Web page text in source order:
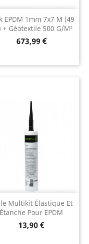
EPDM 1mm 7x7 M (49
+ Géotextile 500 G/m²
Prix
673,99 €
Multikit Élastique Et
Étanche Pour EPDM
Prix
13,90 €